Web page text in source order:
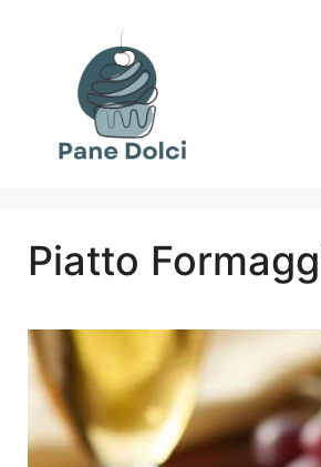
contenuto
Piatto